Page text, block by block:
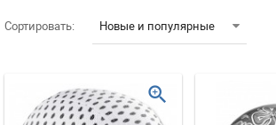
Сортировать: Новые и популярные
zoom_in